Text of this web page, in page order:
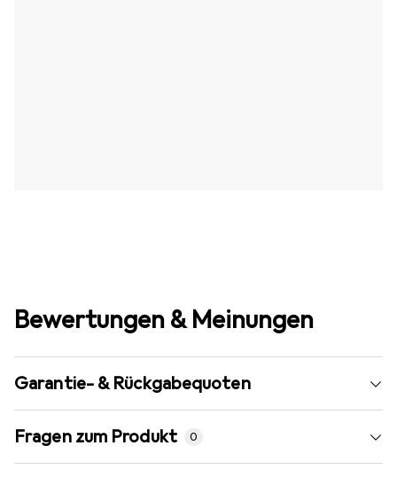
Bewertungen & Meinungen
Garantie- & Rückgabequoten
Fragen zum Produkt 0